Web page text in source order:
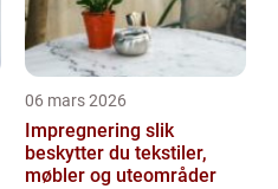
06 mars 2026
Impregnering slik
beskytter du tekstiler,
møbler og uteområder